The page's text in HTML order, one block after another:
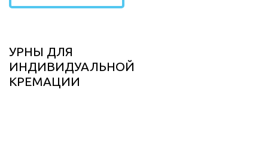
УРНЫ ДЛЯ
ИНДИВИДУАЛЬНОЙ
КРЕМАЦИИ